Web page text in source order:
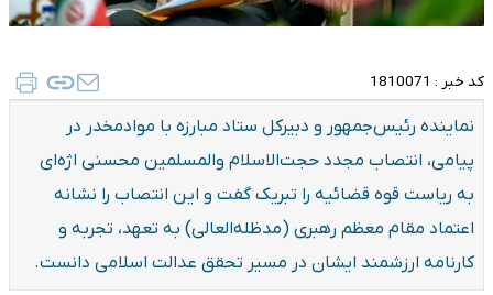
کد خبر : 1810071
نماینده رئیس‌جمهور و دبیرکل ستاد مبارزه با موادمخدر در
پیامی، انتصاب مجدد حجت‌الاسلام والمسلمین محسنی اژه‌ای
به ریاست قوه قضائیه را تبریک گفت و این انتصاب را نشانه
اعتماد مقام معظم رهبری (مدظله‌العالی) به تعهد، تجربه و
کارنامه ارزشمند ایشان در مسیر تحقق عدالت اسلامی دانست.